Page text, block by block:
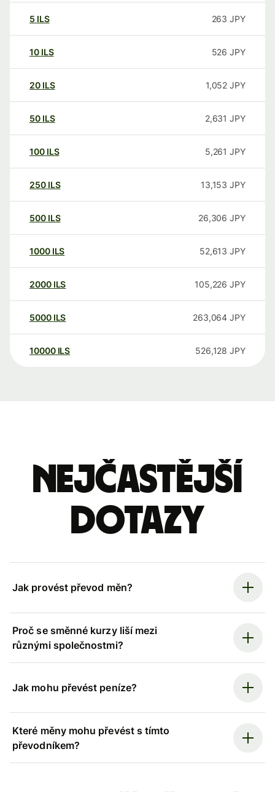
5 ILS 263 JPY
10 ILS 526 JPY
20 ILS 1,052 JPY
50 ILS 2,631 JPY
100 ILS 5,261 JPY
250 ILS 13,153 JPY
500 ILS 26,306 JPY
1000 ILS 52,613 JPY
2000 ILS 105,226 JPY
5000 ILS 263,064 JPY
10000 ILS 526,128 JPY
Nejčastější
dotazy
Jak provést převod měn?
Proč se směnné kurzy liší mezi
různými společnostmi?
Jak mohu převést peníze?
Které měny mohu převést s tímto
převodníkem?